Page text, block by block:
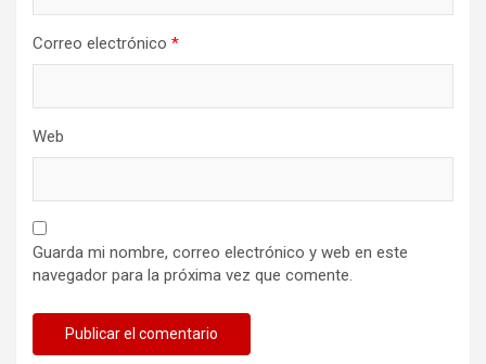
Correo electrónico *
Web
Guarda mi nombre, correo electrónico y web en este
navegador para la próxima vez que comente.